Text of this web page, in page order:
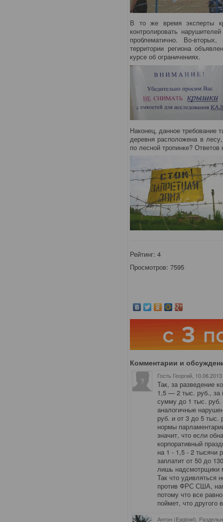
В то же время эксперты
контролировать
проблематично. Во-
территории региона
курсе об ограничениях.
Наконец, данное требование
деревня расположена в
по лесной тропинке?
Рейтинг:4
Просмотров: 7595
Комментарии и
Гость Георгий ,
Так, за разведение
1,5 — 2 тыс. руб., за
сумму до 1 тыс.
аналогичные
руб. и от 3 до 5 тыс.
нормы
значит, что если
корпоративный
на 1 - 1,5 - 2 тысячи
заплатит от 50 до
лишь
Так что удивляться
против ФРС США,
потому что все
поймет, что другого
Антон (Eaglowl),